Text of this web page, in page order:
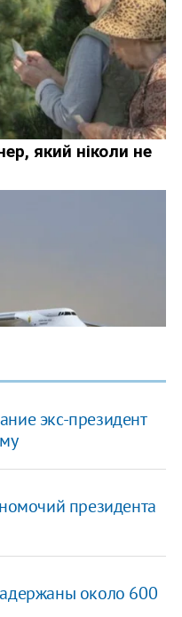
экс-президент
президента
около 600